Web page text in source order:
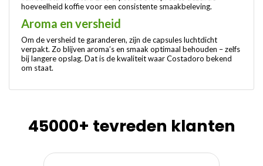
hoeveelheid koffie voor een consistente smaakbeleving.
Aroma en versheid
Om de versheid te garanderen, zijn de capsules luchtdicht
verpakt. Zo blijven aroma’s en smaak optimaal behouden – zelfs
bij langere opslag. Dat is de kwaliteit waar Costadoro bekend
om staat.
45000+ tevreden klanten